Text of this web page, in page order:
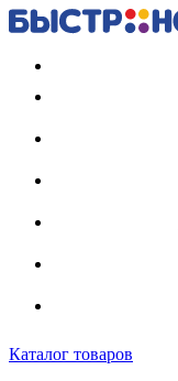
Каталог товаров